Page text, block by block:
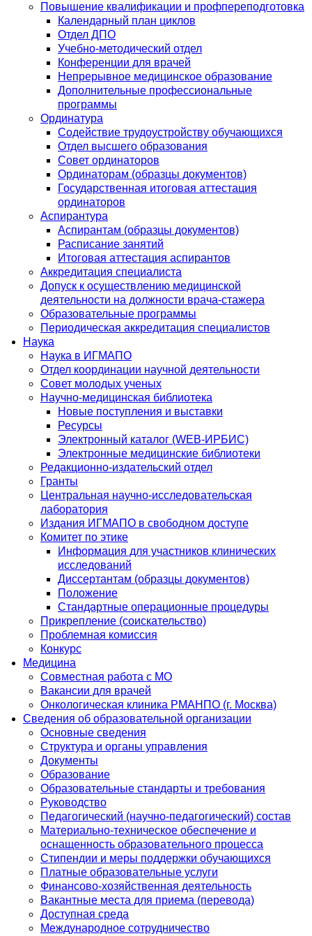
Повышение квалификации и профпереподготовка
Календарный план циклов
Отдел ДПО
Учебно-методический отдел
Конференции для врачей
Непрерывное медицинское образование
Дополнительные профессиональные
программы
Ординатура
Содействие трудоустройству обучающихся
Отдел высшего образования
Совет ординаторов
Ординаторам (образцы документов)
Государственная итоговая аттестация
ординаторов
Аспирантура
Аспирантам (образцы документов)
Расписание занятий
Итоговая аттестация аспирантов
Аккредитация специалиста
Допуск к осуществлению медицинской
деятельности на должности врача-стажера
Образовательные программы
Периодическая аккредитация специалистов
Наука
Наука в ИГМАПО
Отдел координации научной деятельности
Совет молодых ученых
Научно-медицинская библиотека
Новые поступления и выставки
Ресурсы
Электронный каталог (WEB-ИРБИС)
Электронные медицинские библиотеки
Редакционно-издательский отдел
Гранты
Центральная научно-исследовательская
лаборатория
Издания ИГМАПО в свободном доступе
Комитет по этике
Информация для участников клинических
исследований
Диссертантам (образцы документов)
Положение
Стандартные операционные процедуры
Прикрепление (соискательство)
Проблемная комиссия
Конкурс
Медицина
Совместная работа с МО
Вакансии для врачей
Онкологическая клиника РМАНПО (г. Москва)
Сведения об образовательной организации
Основные сведения
Структура и органы управления
Документы
Образование
Образовательные стандарты и требования
Руководство
Педагогический (научно-педагогический) состав
Материально-техническое обеспечение и
оснащенность образовательного процесса
Стипендии и меры поддержки обучающихся
Платные образовательные услуги
Финансово-хозяйственная деятельность
Вакантные места для приема (перевода)
Доступная среда
Международное сотрудничество